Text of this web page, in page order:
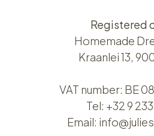
Registered
Homemade
Kraanlei 13,
VAT number: BE
Tel: +32 9
Email: